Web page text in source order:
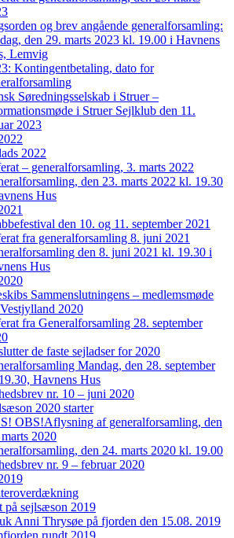
og brev angående generalforsamling:
den 29. marts 2023 kl. 19.00 i Havnens
Lemvig
Kontingentbetaling, dato for
Søredningsselskab i Struer –
i Struer Sejlklub den 11.
2023
2022
– generalforsamling, 3. marts 2022
den 23. marts 2022 kl. 19.30
Hus
den 10. og 11. september 2021
fra generalforsamling 8. juni 2021
den 8. juni 2021 kl. 19.30 i
Hus
Sammenslutningens – medlemsmøde
2020
fra Generalforsamling 28. september
de faste sejladser for 2020
Mandag, den 28. september
Havnens Hus
nr. 10 – juni 2020
2020 starter
OBS!Aflysning af generalforsamling, den
2020
den 24. marts 2020 kl. 19.00
nr. 9 – februar 2020
på sejlsæson 2019
Anni Thrysøe på fjorden den 15.08. 2019